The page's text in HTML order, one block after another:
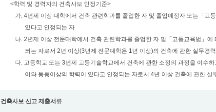
<학력 및 경력자의 건축사보 인정기준>
가. 4년제 이상 대학에서 건축 관련학과를 졸업한 자 및 졸업예정자 또는「고
있다고 인정되는 자
나. 2년제 이상 전문대학에서 건축 관련학과를 졸업한 자 및「고등교육법」
되는 자로서 2년 이상(3년제 전문대학은 1년 이상)의 건축에 관한 실무경
다. 고등학교 또는 3년제 고등기술학교에서 건축에 관한 소정의 과정을 이수
이와 동등이상의 학력이 있다고 인정되는 자로서 4년 이상 건축에 관한 실
건축사보 신고 제출서류